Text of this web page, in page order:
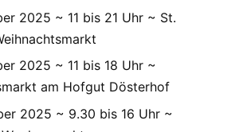
2025 ~ 11 bis 21 Uhr ~ St.
2025 ~ 11 bis 18 Uhr ~
am Hofgut Dösterhof
2025 ~ 9.30 bis 16 Uhr ~